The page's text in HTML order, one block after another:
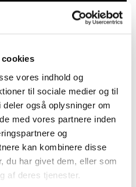
cookies
vores indhold og
til sociale medier og til
også oplysninger om
med vores partnere inden
og
kan kombinere disse
du har givet dem, eller som
af deres tjenester.
også kunne